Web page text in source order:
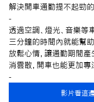
解決開車通勤提不起勁的
-
透過空調、燈光、音樂等
三分鐘的時間內就能幫
放鬆心情，讓通勤期間
消雲散，開車也能更加專
-
影片看這